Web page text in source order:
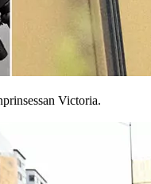
Victoria.